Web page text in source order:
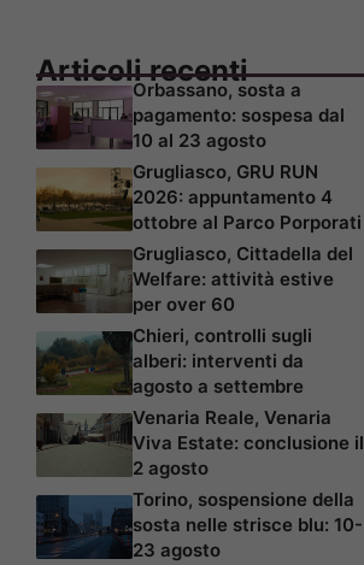
Articoli recenti
Orbassano, sosta a
pagamento: sospesa dal
10 al 23 agosto
Grugliasco, GRU RUN
2026: appuntamento 4
ottobre al Parco Porporati
Grugliasco, Cittadella del
Welfare: attività estive
per over 60
Chieri, controlli sugli
alberi: interventi da
agosto a settembre
Venaria Reale, Venaria
Viva Estate: conclusione il
2 agosto
Torino, sospensione della
sosta nelle strisce blu: 10-
23 agosto